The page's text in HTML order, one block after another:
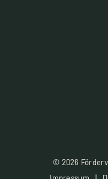
© 2026